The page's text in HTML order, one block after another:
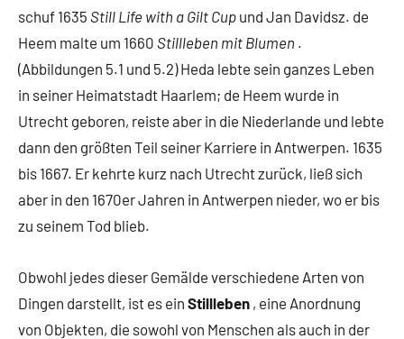
schuf 1635 Still Life with a Gilt Cup und Jan Davidsz. de
Heem malte um 1660 Stillleben mit Blumen .
(Abbildungen 5.1 und 5.2) Heda lebte sein ganzes Leben
in seiner Heimatstadt Haarlem; de Heem wurde in
Utrecht geboren, reiste aber in die Niederlande und lebte
dann den größten Teil seiner Karriere in Antwerpen. 1635
bis 1667. Er kehrte kurz nach Utrecht zurück, ließ sich
aber in den 1670er Jahren in Antwerpen nieder, wo er bis
zu seinem Tod blieb.
Obwohl jedes dieser Gemälde verschiedene Arten von
Dingen darstellt, ist es ein Stillleben , eine Anordnung
von Objekten, die sowohl von Menschen als auch in der